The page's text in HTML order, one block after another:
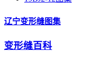
辽宁变形缝图集
变形缝百科